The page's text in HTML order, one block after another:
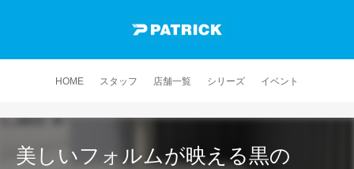
HOME スタッフ 店舗一覧 シリーズ イベント
美しいフォルムが映える黒の